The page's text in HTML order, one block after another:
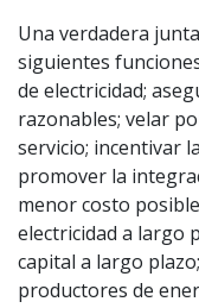
Una verdadera
siguientes
de electricidad;
razonables; velar
servicio; incentivar
promover la
menor costo
electricidad a largo
capital a largo
productores de